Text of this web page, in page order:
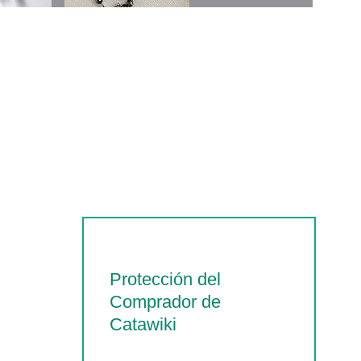
Protección del
Comprador de
Catawiki